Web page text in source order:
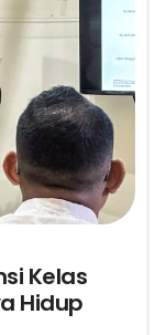
Kelas
Hidup